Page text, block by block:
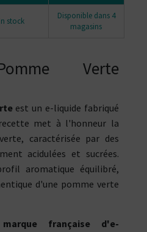
stock
Disponible dans 4
magasins
Verte
est un e-liquide fabriqué
met à l'honneur la
caractérisée par des
acidulées et sucrées.
aromatique équilibré,
d'une pomme verte
marque française d'e-